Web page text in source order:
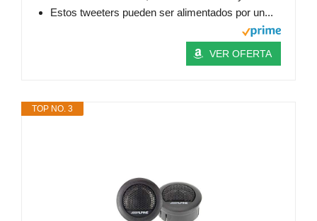
Estos tweeters pueden ser alimentados por un...
VER OFERTA
TOP NO. 3